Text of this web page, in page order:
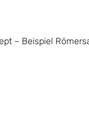
– Beispiel